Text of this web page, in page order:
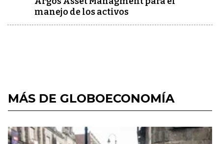
manejo de los activos
MÁS DE GLOBOECONOMÍA